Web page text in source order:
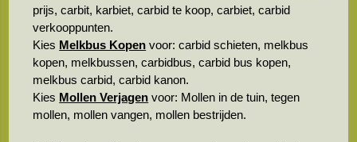
prijs, carbit, karbiet, carbid te koop, carbiet, carbid
verkooppunten.
Kies Melkbus Kopen voor: carbid schieten, melkbus
kopen, melkbussen, carbidbus, carbid bus kopen,
melkbus carbid, carbid kanon.
Kies Mollen Verjagen voor: Mollen in de tuin, tegen
mollen, mollen vangen, mollen bestrijden.